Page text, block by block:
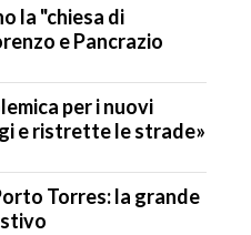
la "chiesa di
e Pancrazio
per i nuovi
e ristrette le strade»
Torres: la grande